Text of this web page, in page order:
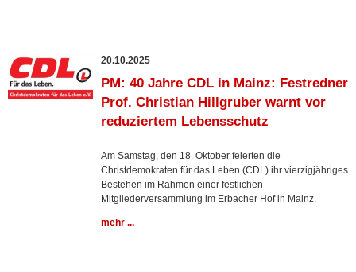
20.10.2025
PM: 40 Jahre CDL in Mainz: Festredner
Prof. Christian Hillgruber warnt vor
reduziertem Lebensschutz
Am Samstag, den 18. Oktober feierten die
Christdemokraten für das Leben (CDL) ihr vierzigjähriges
Bestehen im Rahmen einer festlichen
Mitgliederversammlung im Erbacher Hof in Mainz.
mehr ...